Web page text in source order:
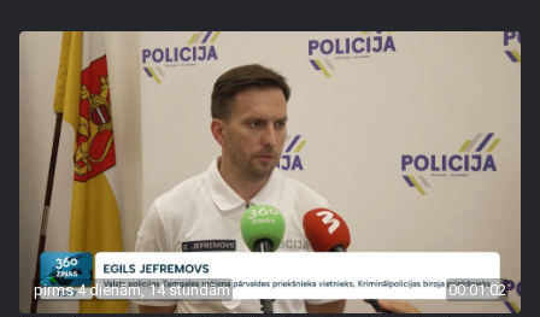
pirms 4 dienām, 14 stundām 00:01:02